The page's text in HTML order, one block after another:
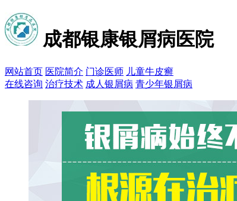
成都银康银屑病医院
网站首页 医院简介 门诊医师 儿童牛皮癣
在线咨询 治疗技术 成人银屑病 青少年银屑病